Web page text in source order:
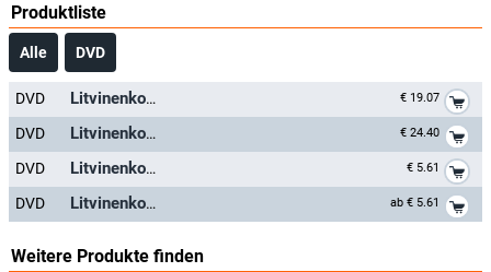
Produktliste
Alle DVD
DVD Litvinenko € 19.07
DVD Litvinenko € 24.40
DVD Litvinenko € 5.61
DVD Litvinenko ab € 5.61
Weitere Produkte finden